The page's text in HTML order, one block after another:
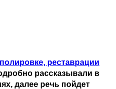
реставрации
рассказывали в
далее речь пойдет